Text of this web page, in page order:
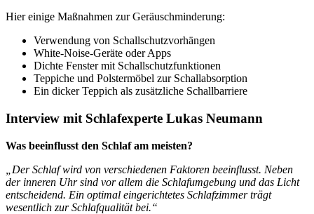
Hier einige Maßnahmen zur Geräuschminderung:
Verwendung von Schallschutzvorhängen
White-Noise-Geräte oder Apps
Dichte Fenster mit Schallschutzfunktionen
Teppiche und Polstermöbel zur Schallabsorption
Ein dicker Teppich als zusätzliche Schallbarriere
Interview mit Schlafexperte Lukas Neumann
Was beeinflusst den Schlaf am meisten?
„Der Schlaf wird von verschiedenen Faktoren beeinflusst. Neben
der inneren Uhr sind vor allem die Schlafumgebung und das Licht
entscheidend. Ein optimal eingerichtetes Schlafzimmer trägt
wesentlich zur Schlafqualität bei.“